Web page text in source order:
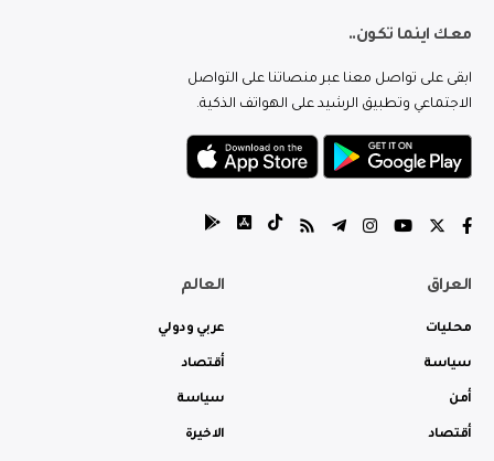
معك اينما تكون..
ابقى على تواصل معنا عبر منصاتنا على التواصل
الاجتماعي وتطبيق الرشيد على الهواتف الذكية.
العراق
محليات
سياسة
أمن
أقتصاد
العالم
عربي ودولي
أقتصاد
سياسة
الاخيرة